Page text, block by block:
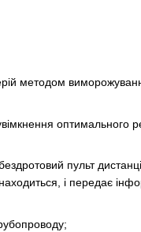
методом
оптимального
пульт
і передає